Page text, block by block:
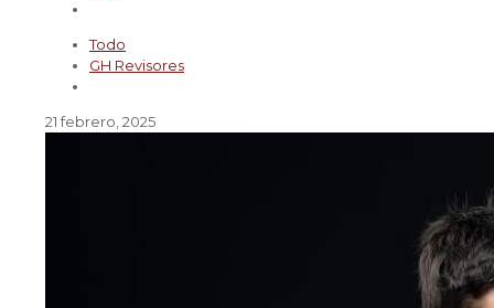
Todo
GH Revisores
21 febrero, 2025